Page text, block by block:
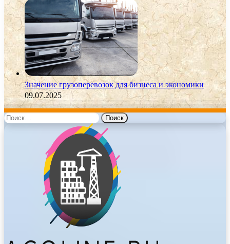
Значение грузоперевозок для бизнеса и экономики
09.07.2025
Найти: